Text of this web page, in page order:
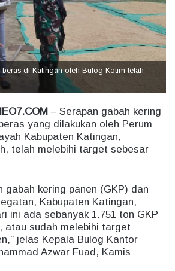
di Katingan oleh Bulog Kotim telah
– Serapan gabah kering
yang dilakukan oleh Perum
Kabupaten Katingan,
telah melebihi target sebesar
gabah kering panen (GKP) dan
Kabupaten Katingan,
ini ada sebanyak 1.751 ton GKP
atau sudah melebihi target
jelas Kepala Bulog Kantor
Azwar Fuad, Kamis